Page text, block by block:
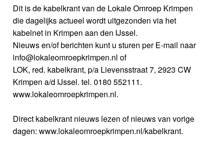
Dit is de kabelkrant van de Lokale Omroep Krimpen
die dagelijks actueel wordt uitgezonden via het
kabelnet in Krimpen aan den IJssel.
Nieuws en/of berichten kunt u sturen per E-mail naar
info@lokaleomroepkrimpen.nl of
LOK, red. kabelkrant, p/a Lievensstraat 7, 2923 CW
Krimpen a/d IJssel. tel. 0180 552111.
www.lokaleomroepkrimpen.nl.
Direct kabelkrant nieuws lezen of nieuws van vorige
dagen: www.lokaleomroepkrimpen.nl/kabelkrant.